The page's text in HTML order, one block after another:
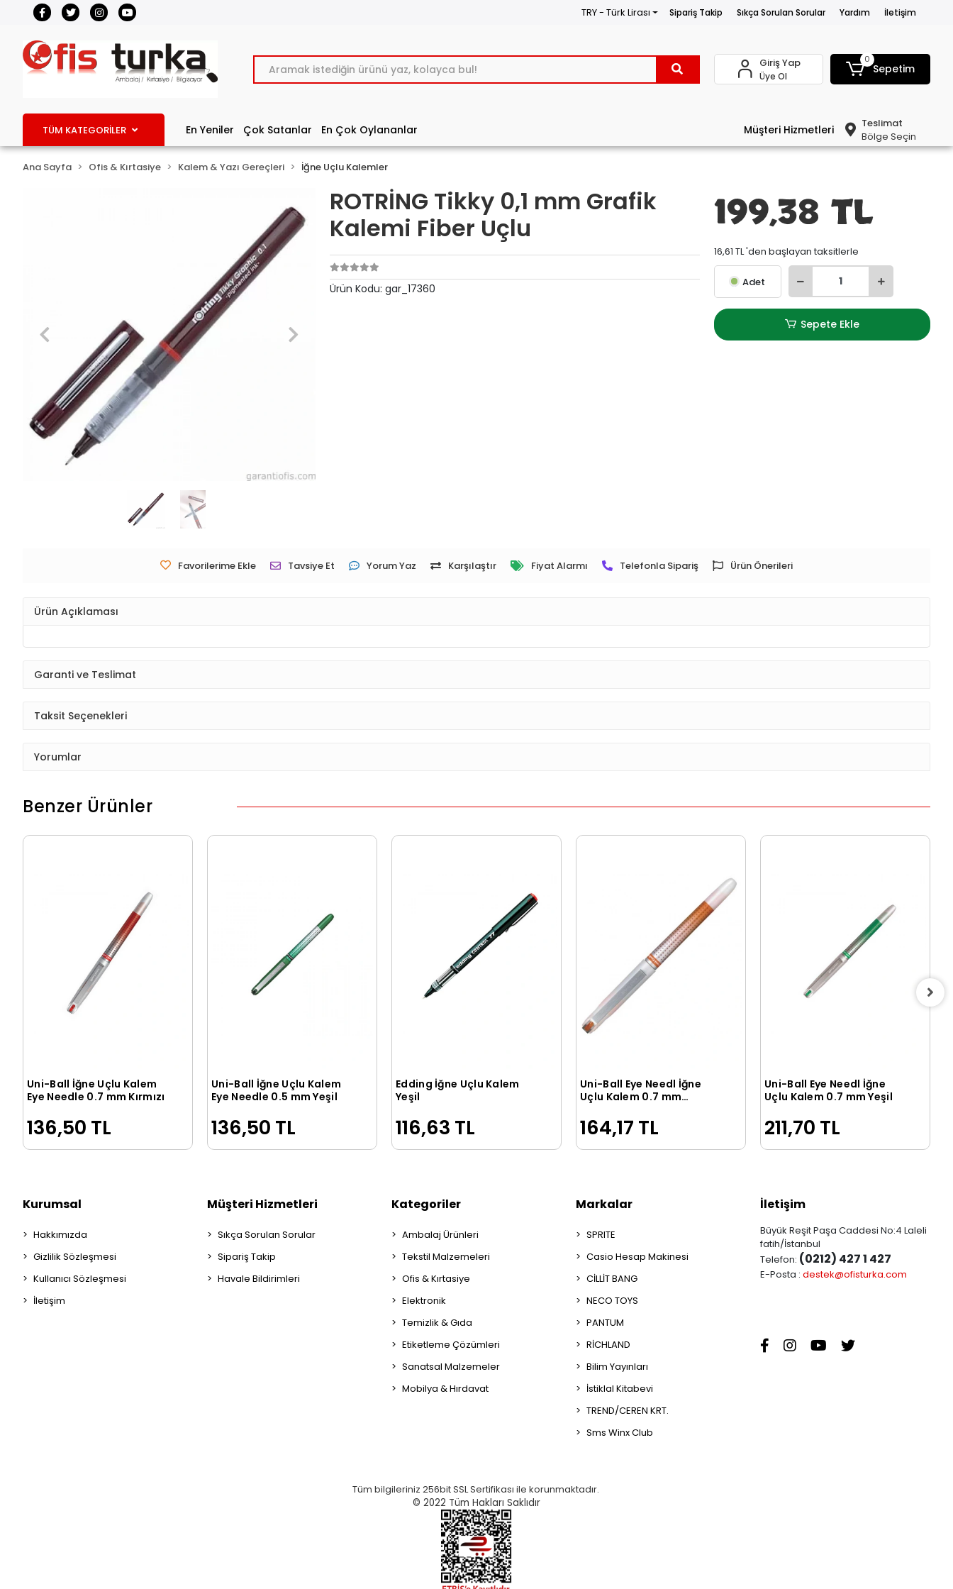
TRY - Türk Lirası Sipariş Takip Sıkça Sorulan Sorular Yardım İletişim
Giriş Yap
Üye Ol
0
Sepetim
TÜM KATEGORİLER En Yeniler Çok Satanlar En Çok Oylananlar Müşteri Hizmetleri
Teslimat
Bölge Seçin
Ana Sayfa Ofis & Kırtasiye Kalem & Yazı Gereçleri İğne Uçlu Kalemler
ROTRİNG Tikky 0,1 mm Grafik
Kalemi Fiber Uçlu
Ürün Kodu:gar_17360
199,38 TL
16,61 TL 'den başlayan taksitlerle
Adet
Sepete Ekle
Favorilerime Ekle Tavsiye Et Yorum Yaz Karşılaştır Fiyat Alarmı Telefonla Sipariş Ürün Önerileri
Ürün Açıklaması
Garanti ve Teslimat
Taksit Seçenekleri
Yorumlar
Benzer Ürünler
Sepete Ekle
Uni-Ball İğne Uçlu Kalem
Eye Needle 0.7 mm Kırmızı
136,50 TL
Sepete Ekle
Uni-Ball İğne Uçlu Kalem
Eye Needle 0.5 mm Yeşil
136,50 TL
Sepete Ekle
Edding İğne Uçlu Kalem
Yeşil
116,63 TL
Sepete Ekle
Uni-Ball Eye Needl İğne
Uçlu Kalem 0.7 mm
164,17 TL
Sepete Ekle
Uni-Ball Eye Needl İğne
Uçlu Kalem 0.7 mm Yeşil
211,70 TL
Kurumsal
Hakkımızda
Gizlilik Sözleşmesi
Kullanıcı Sözleşmesi
İletişim
Müşteri Hizmetleri
Sıkça Sorulan Sorular
Sipariş Takip
Havale Bildirimleri
Kategoriler
Ambalaj Ürünleri
Tekstil Malzemeleri
Ofis & Kırtasiye
Elektronik
Temizlik & Gıda
Etiketleme Çözümleri
Sanatsal Malzemeler
Mobilya & Hırdavat
Markalar
SPRITE
Casio Hesap Makinesi
CİLLİT BANG
NECO TOYS
PANTUM
RİCHLAND
Bilim Yayınları
İstiklal Kitabevi
TREND/CEREN KRT.
Sms Winx Club
İletişim
Büyük Reşit Paşa Caddesi No:4 Laleli
fatih/İstanbul
Telefon: (0212) 427 1 427
E-Posta : destek@ofisturka.com
Tüm bilgileriniz 256bit SSL Sertifikası ile korunmaktadır.
© 2022 Tüm Hakları Saklıdır